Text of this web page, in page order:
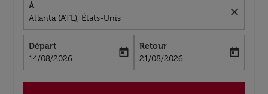
À
Atlanta (ATL), États-Unis
close
Départ
fc-booking-departure-date-aria-label
14/08/2026
today
Retour
fc-booking-return-date-aria-label
21/08/2026
today